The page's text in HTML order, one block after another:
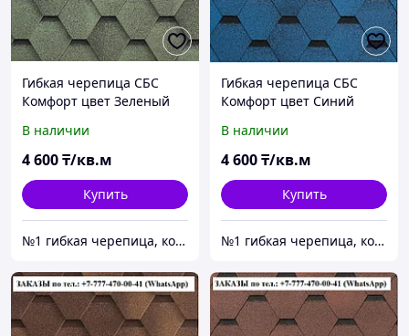
Гибкая черепица СБС
Комфорт цвет Зеленый
В наличии
4 600₸/кв.м
Купить
№1 гибкая черепица, композитная черепица из Европы, по лучшим ценам в Алматы
Гибкая черепица СБС
Комфорт цвет Синий
лет
В наличии
4 600₸/кв.м
Купить
№1 гибкая черепица, композитная черепица из Европы, по лучшим ценам в Алматы